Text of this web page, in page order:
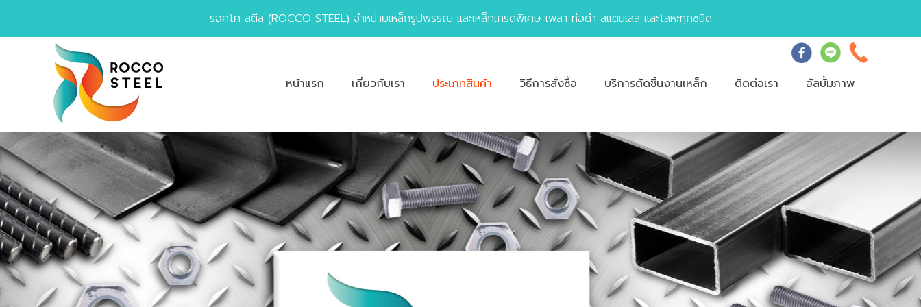
รอคโค สตีล (ROCCO STEEL) จำหน่ายเหล็กรูปพรรณ และเหล็กเกรดพิเศษ เพลา ท่อดำ สแตนเลส และโลหะทุกชนิด
หน้าแรก เกี่ยวกับเรา ประเภทสินค้า วิธีการสั่งซื้อ บริการตัดชิ้นงานเหล็ก ติดต่อเรา อัลบั้มภาพ